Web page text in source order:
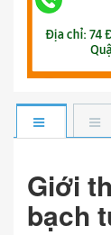
Giới
bạch